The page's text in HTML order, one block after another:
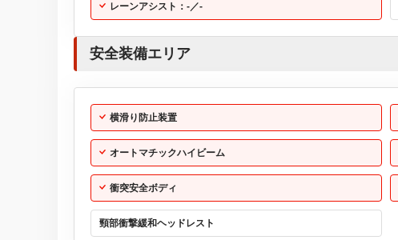
レーンアシスト：-／-
安全装備エリア
横滑り防止装置
オートマチックハイビーム
衝突安全ボディ
頸部衝撃緩和ヘッドレスト